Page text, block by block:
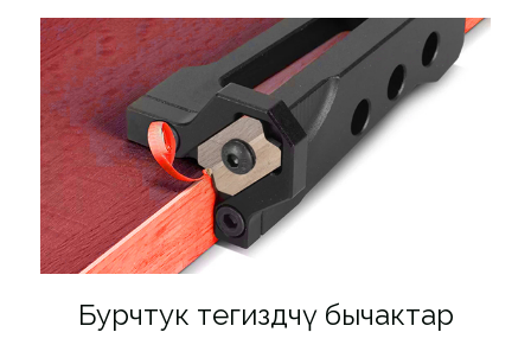
Бурчтук тегиздөөчү бычактар